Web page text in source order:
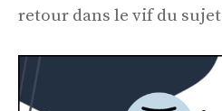
retour dans le vif du